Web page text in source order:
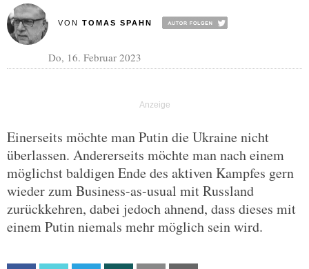
VON TOMAS SPAHN
Do, 16. Februar 2023
Einerseits möchte man Putin die Ukraine nicht
überlassen. Andererseits möchte man nach einem
möglichst baldigen Ende des aktiven Kampfes gern
wieder zum Business-as-usual mit Russland
zurückkehren, dabei jedoch ahnend, dass dieses mit
einem Putin niemals mehr möglich sein wird.